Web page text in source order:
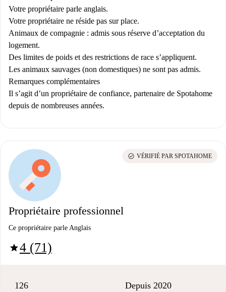
Votre propriétaire parle anglais.
Votre propriétaire ne réside pas sur place.
Animaux de compagnie : admis sous réserve d’acceptation du
logement.
Des limites de poids et des restrictions de race s’appliquent.
Les animaux sauvages (non domestiques) ne sont pas admis.
Remarques complémentaires
Il s’agit d’un propriétaire de confiance, partenaire de Spotahome
depuis de nombreuses années.
Propriétaire professionnel
Ce propriétaire parle Anglais
star4 (71)
check_circle VÉRIFIÉ PAR SPOTAHOME
126 Depuis 2020